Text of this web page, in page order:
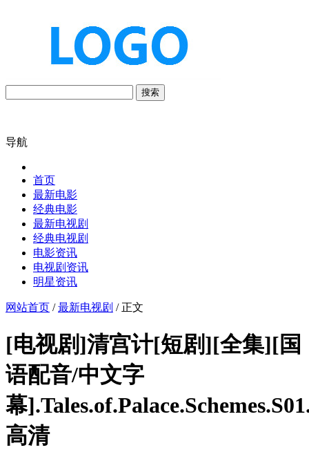
搜索
导航
首页
最新电影
经典电影
最新电视剧
经典电视剧
电影资讯
电视剧资讯
明星资讯
网站首页 /最新电视剧 / 正文
[电视剧]清宫计[短剧][全集][国
语配音/中文字
幕
高清